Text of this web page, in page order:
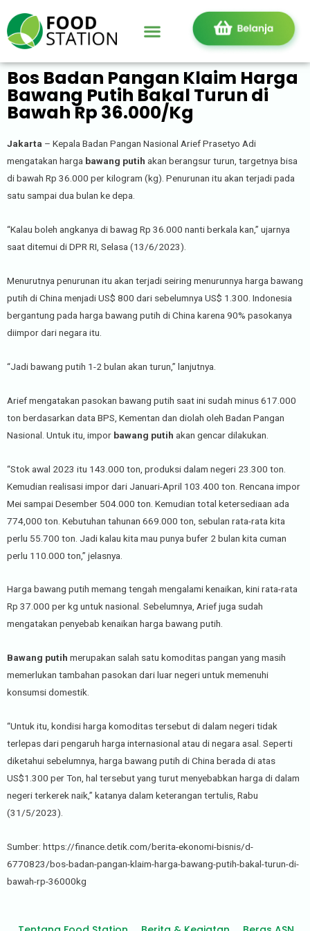
Bos Badan Pangan Klaim Harga
Bawang Putih Bakal Turun di
Bawah Rp 36.000/Kg
Jakarta – Kepala Badan Pangan Nasional Arief Prasetyo Adi
mengatakan harga bawang putih akan berangsur turun, targetnya bisa
di bawah Rp 36.000 per kilogram (kg). Penurunan itu akan terjadi pada
satu sampai dua bulan ke depa.
“Kalau boleh angkanya di bawag Rp 36.000 nanti berkala kan,” ujarnya
saat ditemui di DPR RI, Selasa (13/6/2023).
Menurutnya penurunan itu akan terjadi seiring menurunnya harga bawang
putih di China menjadi US$ 800 dari sebelumnya US$ 1.300. Indonesia
bergantung pada harga bawang putih di China karena 90% pasokanya
diimpor dari negara itu.
“Jadi bawang putih 1-2 bulan akan turun,” lanjutnya.
Arief mengatakan pasokan bawang putih saat ini sudah minus 617.000
ton berdasarkan data BPS, Kementan dan diolah oleh Badan Pangan
Nasional. Untuk itu, impor bawang putih akan gencar dilakukan.
“Stok awal 2023 itu 143.000 ton, produksi dalam negeri 23.300 ton.
Kemudian realisasi impor dari Januari-April 103.400 ton. Rencana impor
Mei sampai Desember 504.000 ton. Kemudian total ketersediaan ada
774,000 ton. Kebutuhan tahunan 669.000 ton, sebulan rata-rata kita
perlu 55.700 ton. Jadi kalau kita mau punya bufer 2 bulan kita cuman
perlu 110.000 ton,” jelasnya.
Harga bawang putih memang tengah mengalami kenaikan, kini rata-rata
Rp 37.000 per kg untuk nasional. Sebelumnya, Arief juga sudah
mengatakan penyebab kenaikan harga bawang putih.
Bawang putih merupakan salah satu komoditas pangan yang masih
memerlukan tambahan pasokan dari luar negeri untuk memenuhi
konsumsi domestik.
“Untuk itu, kondisi harga komoditas tersebut di dalam negeri tidak
terlepas dari pengaruh harga internasional atau di negara asal. Seperti
diketahui sebelumnya, harga bawang putih di China berada di atas
US$1.300 per Ton, hal tersebut yang turut menyebabkan harga di dalam
negeri terkerek naik,” katanya dalam keterangan tertulis, Rabu
(31/5/2023).
Sumber: https://finance.detik.com/berita-ekonomi-bisnis/d-
6770823/bos-badan-pangan-klaim-harga-bawang-putih-bakal-turun-di-
bawah-rp-36000kg